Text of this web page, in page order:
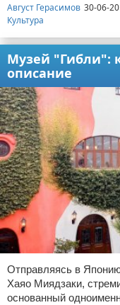
Август Герасимов 30-06-
Культура
Музей "Гибли":
описание
Отправляясь в
Хаяо Миядзаки,
основанный